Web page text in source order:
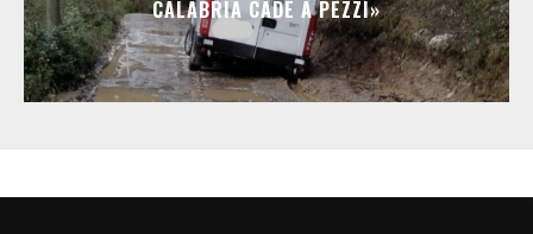
CALABRIA CADE A PEZZI»